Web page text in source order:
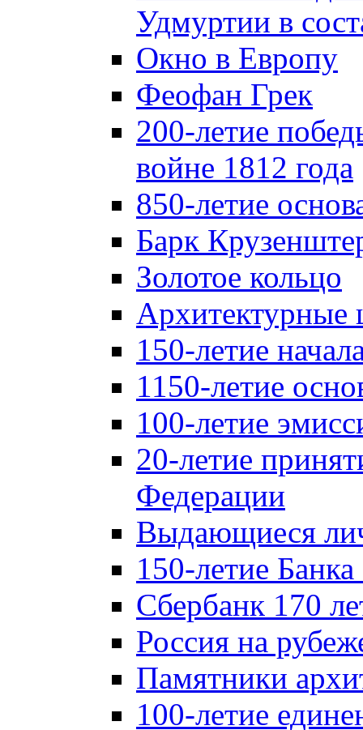
Удмуртии в
Окно в Европу
Феофан Грек
200-летие
войне 1812 года
850-летие
Барк
Золотое кольцо
Архитектурные
150-летие
1150-летие
100-летие
20-летие
Федерации
Выдающиеся
150-летие
Сбербанк 170
Россия на
Памятники
100-летие